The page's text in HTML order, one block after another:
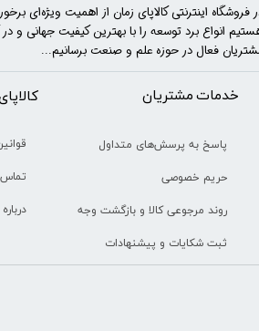
خدمات مشتریان
پاسخ به پرسش‌های متداول
حریم خصوصی
روند مرجوعی کالا و بازگشت وجه
ثبت شکایات و پیشنهادات
تماس
فروشگاه اینترنتی کالاپای زمان از اهمیت ویژه‌ای
انواع برد توسعه را با​​​ بهترین کیفیت جهانی و
فعال در حوزه علم و صنعت برسانیم...